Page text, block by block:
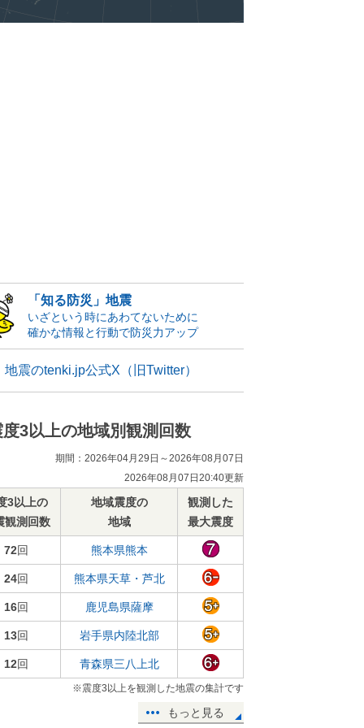
「知る防災」地震
いざという時にあわてないために
確かな情報と行動で防災力アップ
地震のtenki.jp公式X（旧Twitter）
度3以上の地域別観測回数
期間：2026年04月29日～2026年08月07日
2026年08月07日20:40更新
3以上の
観測回数
地域震度の
地域
観測した
最大震度
72回 熊本県熊本
24回 熊本県天草・芦北
16回 鹿児島県薩摩
13回 岩手県内陸北部
12回 青森県三八上北
※震度3以上を観測した地震の集計です
もっと見る